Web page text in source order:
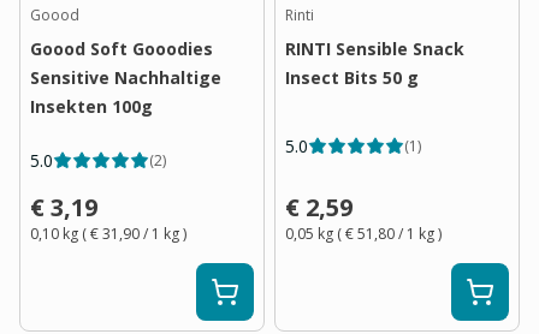
Goood
Goood Soft Gooodies
Sensitive Nachhaltige
Insekten 100g
5.0 (2)
€ 3,19
0,10 kg (€ 31,90/ 1 kg)
Rinti
RINTI Sensible Snack
Insect Bits 50 g
5.0 (1)
€ 2,59
0,05 kg (€ 51,80/ 1 kg)